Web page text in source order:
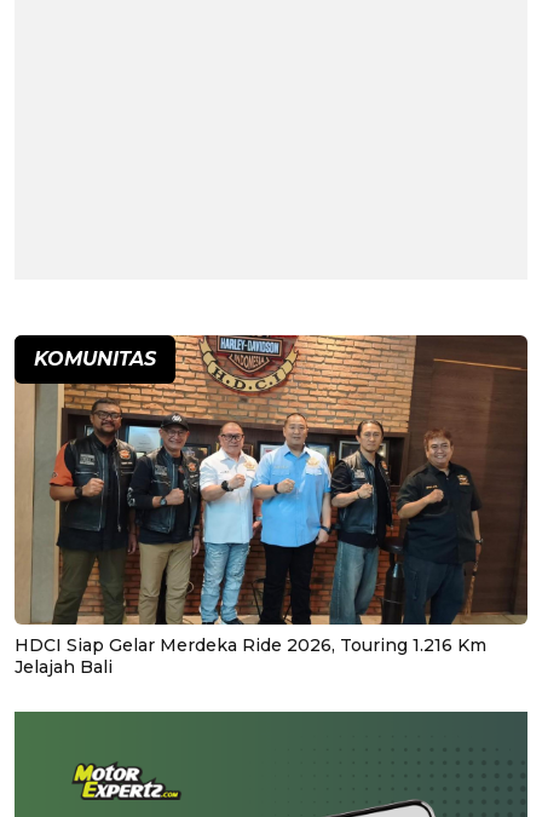
KOMUNITAS
HDCI Siap Gelar Merdeka Ride 2026, Touring 1.216 Km
Jelajah Bali